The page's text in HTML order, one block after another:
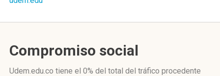
Compromiso social
Udem.edu.co tiene el 0% del total del tráfico procedente